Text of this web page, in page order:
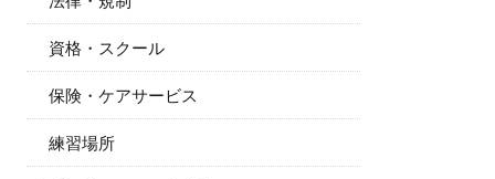
資格・スクール
保険・ケアサービス
練習場所